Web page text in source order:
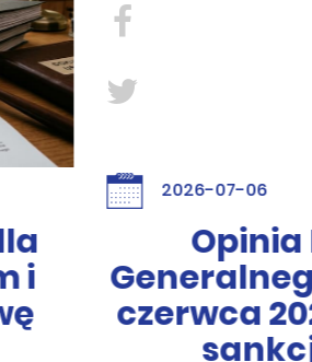
Rzecznika
TSUE z dnia 11
r. w sprawie